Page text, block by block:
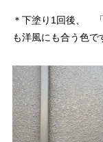
＊下塗り1回後、 「
も洋風にも合う色で